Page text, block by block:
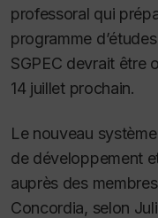
professoral qui
programme
SGPEC devrait être
14 juillet prochain.
Le nouveau
de développement
auprès des
Concordia, selon